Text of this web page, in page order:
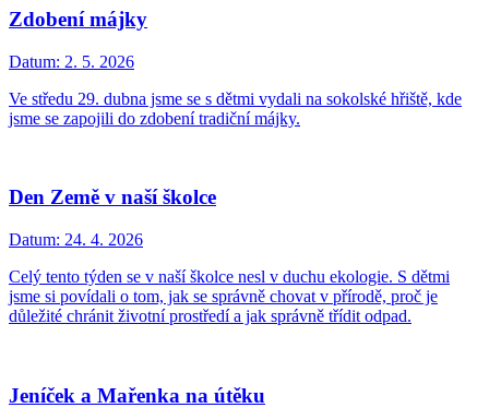
Zdobení májky
Datum: 2. 5. 2026
Ve středu 29. dubna jsme se s dětmi vydali na sokolské hřiště, kde
jsme se zapojili do zdobení tradiční májky.
Den Země v naší školce
Datum: 24. 4. 2026
Celý tento týden se v naší školce nesl v duchu ekologie. S dětmi
jsme si povídali o tom, jak se správně chovat v přírodě, proč je
důležité chránit životní prostředí a jak správně třídit odpad.
Jeníček a Mařenka na útěku